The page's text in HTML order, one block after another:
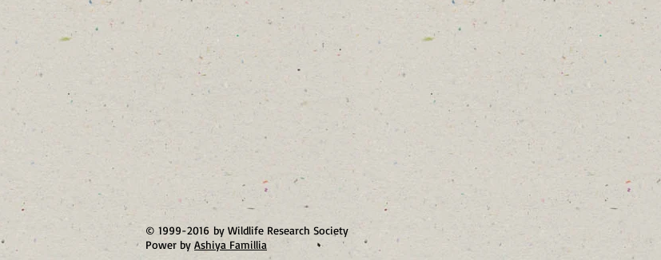
© 1999-2016 by Wildlife Research Society
Power by Ashiya Famillia